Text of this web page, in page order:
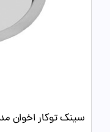
سینک توکار اخوان مدل